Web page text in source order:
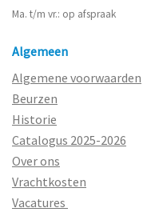
Ma. t/m vr.: op afspraak
Algemeen
Algemene voorwaarden
Beurzen
Historie
Catalogus 2025-2026
Over ons
Vrachtkosten
Vacatures